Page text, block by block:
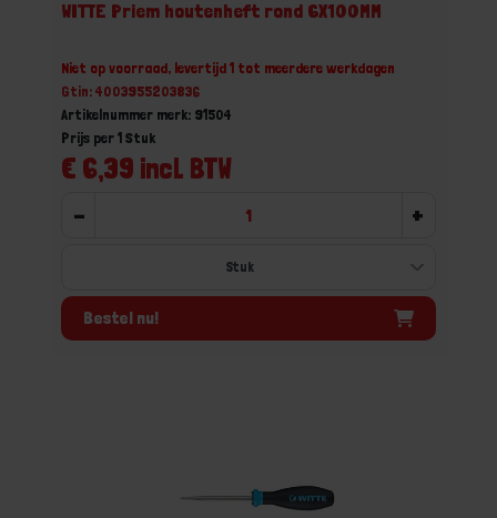
WITTE Priem houtenheft rond 6X100MM
Niet op voorraad, levertijd 1 tot meerdere werkdagen
Gtin: 4003955203836
Artikelnummer merk: 91504
€ 6,39 incl. BTW
Prijs per 1 Stuk
- +
Bestel nu!